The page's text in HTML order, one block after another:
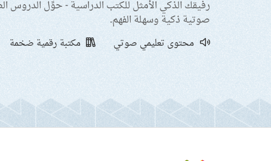
رفيقك الذكي الأمثل للكتب الدراسية - حوِّل الدروس
صوتية ذكية وسهلة الفهم.
محتوى تعليمي صوتي مكتبة رقمية ضخمة